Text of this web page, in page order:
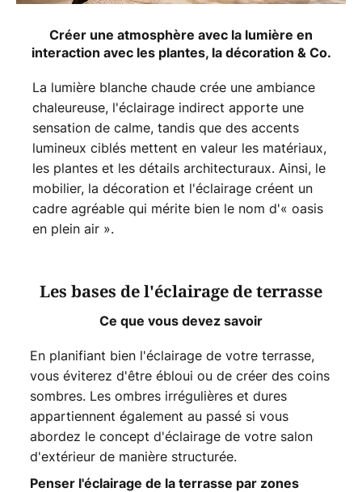
Créer une atmosphère avec la lumière en
interaction avec les plantes, la décoration & Co.
La lumière blanche chaude crée une ambiance
chaleureuse, l'éclairage indirect apporte une
sensation de calme, tandis que des accents
lumineux ciblés mettent en valeur les matériaux,
les plantes et les détails architecturaux. Ainsi, le
mobilier, la décoration et l'éclairage créent un
cadre agréable qui mérite bien le nom d'« oasis
en plein air ».
Les bases de l'éclairage de terrasse
Ce que vous devez savoir
En planifiant bien l'éclairage de votre terrasse,
vous éviterez d'être ébloui ou de créer des coins
sombres. Les ombres irrégulières et dures
appartiennent également au passé si vous
abordez le concept d'éclairage de votre salon
d'extérieur de manière structurée.
Penser l'éclairage de la terrasse par zones